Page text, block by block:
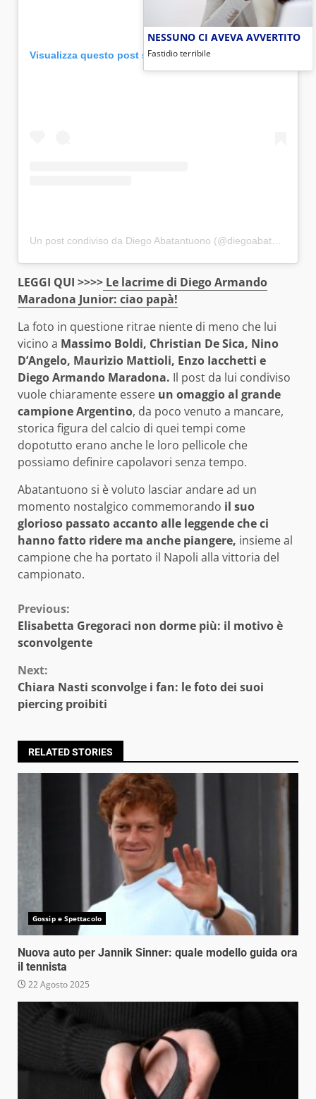
Visualizza questo post su Instagram
Un post condiviso da Diego Abatantuono (@diegoabatantuono)
LEGGI QUI >>>> Le lacrime di Diego Armando
Maradona Junior: ciao papà!
La foto in questione ritrae niente di meno che lui
vicino a Massimo Boldi, Christian De Sica, Nino
D’Angelo, Maurizio Mattioli, Enzo Iacchetti e
Diego Armando Maradona. Il post da lui condiviso
vuole chiaramente essere un omaggio al grande
campione Argentino, da poco venuto a mancare,
storica figura del calcio di quei tempi come
dopotutto erano anche le loro pellicole che
possiamo definire capolavori senza tempo.
Abatantuono si è voluto lasciar andare ad un
momento nostalgico commemorando il suo
glorioso passato accanto alle leggende che ci
hanno fatto ridere ma anche piangere, insieme al
campione che ha portato il Napoli alla vittoria del
campionato.
Continue
Reading
Previous:
Elisabetta Gregoraci non dorme più: il motivo è
sconvolgente
Next:
Chiara Nasti sconvolge i fan: le foto dei suoi
piercing proibiti
RELATED STORIES
Gossip e Spettacolo
Nuova auto per Jannik Sinner: quale modello guida ora
il tennista
22 Agosto 2025
NESSUNO CI AVEVA AVVERTITO
Fastidio terribile